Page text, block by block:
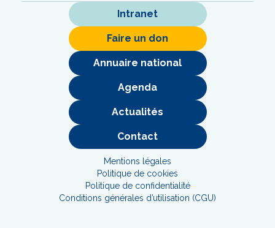
Intranet
Faire un don
Annuaire national
Agenda
Actualités
Contact
Mentions légales
Politique de cookies
Politique de confidentialité
Conditions générales d’utilisation (CGU)